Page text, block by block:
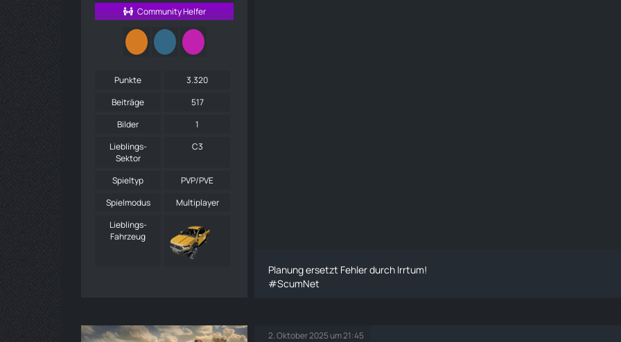
Community Helfer
Punkte
3.320
Beiträge
517
Bilder
1
Lieblings-
Sektor
C3
Spieltyp
PVP/PVE
Spielmodus
Multiplayer
Lieblings-
Fahrzeug
Planung ersetzt Fehler durch Irrtum!
#ScumNet
2. Oktober 2025 um 21:45